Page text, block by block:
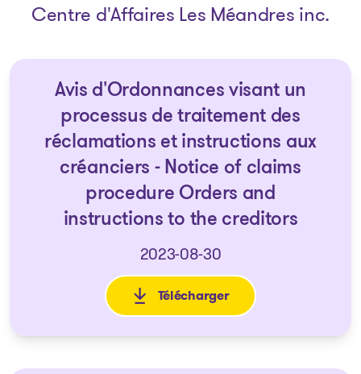
Centre d'Affaires Les Méandres inc.
Avis d'Ordonnances visant un
processus de traitement des
réclamations et instructions aux
créanciers - Notice of claims
procedure Orders and
instructions to the creditors
2023-08-30
Télécharger
: Avis d'Ordonnances visant